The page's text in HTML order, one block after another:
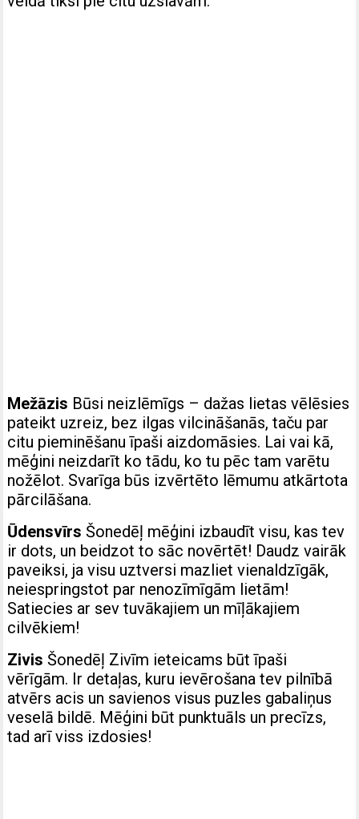
Mežāzis Būsi neizlēmīgs – dažas lietas vēlēsies
pateikt uzreiz, bez ilgas vilcināšanās, taču par
citu pieminēšanu īpaši aizdomāsies. Lai vai kā,
mēģini neizdarīt ko tādu, ko tu pēc tam varētu
nožēlot. Svarīga būs izvērtēto lēmumu atkārtota
pārcilāšana.
Ūdensvīrs Šonedēļ mēģini izbaudīt visu, kas tev
ir dots, un beidzot to sāc novērtēt! Daudz vairāk
paveiksi, ja visu uztversi mazliet vienaldzīgāk,
neiespringstot par nenozīmīgām lietām!
Satiecies ar sev tuvākajiem un mīļākajiem
cilvēkiem!
Zivis Šonedēļ Zivīm ieteicams būt īpaši
vērīgām. Ir detaļas, kuru ievērošana tev pilnībā
atvērs acis un savienos visus puzles gabaliņus
veselā bildē. Mēģini būt punktuāls un precīzs,
tad arī viss izdosies!